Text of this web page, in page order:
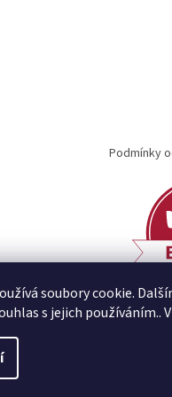
soubory cookie.
s jejich používáním..
Podmínky